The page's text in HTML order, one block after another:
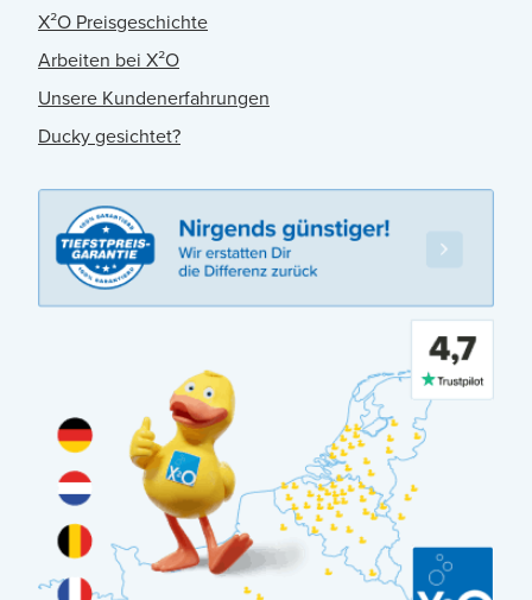
X²O Preisgeschichte
Arbeiten bei X²O
Unsere Kundenerfahrungen
Ducky gesichtet?